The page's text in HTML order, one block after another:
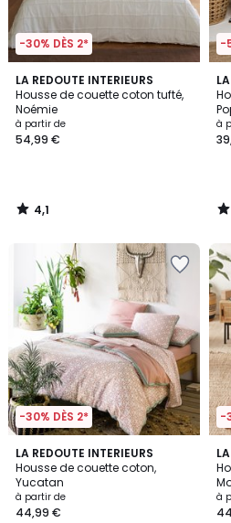
-30% DÈS 2*
LA REDOUTE INTERIEURS
Housse de couette coton tufté,
Noémie
à partir de
54,99 €
4,1
/ 5
4,1
/
-
à
/
/
-30% DÈS 2*
LA REDOUTE INTERIEURS
Housse de couette coton,
Yucatan
à partir de
44,99 €
4,4
/ 5
-
à
/